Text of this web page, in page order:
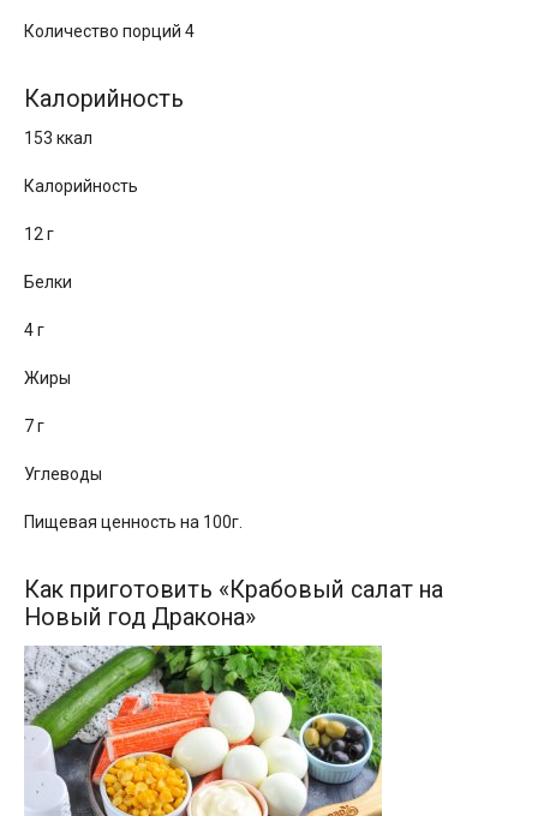
Количество порций 4
Калорийность
153 ккал
Калорийность
12 г
Белки
4 г
Жиры
7 г
Углеводы
Пищевая ценность на 100г.
Как приготовить «Крабовый салат на
Новый год Дракона»